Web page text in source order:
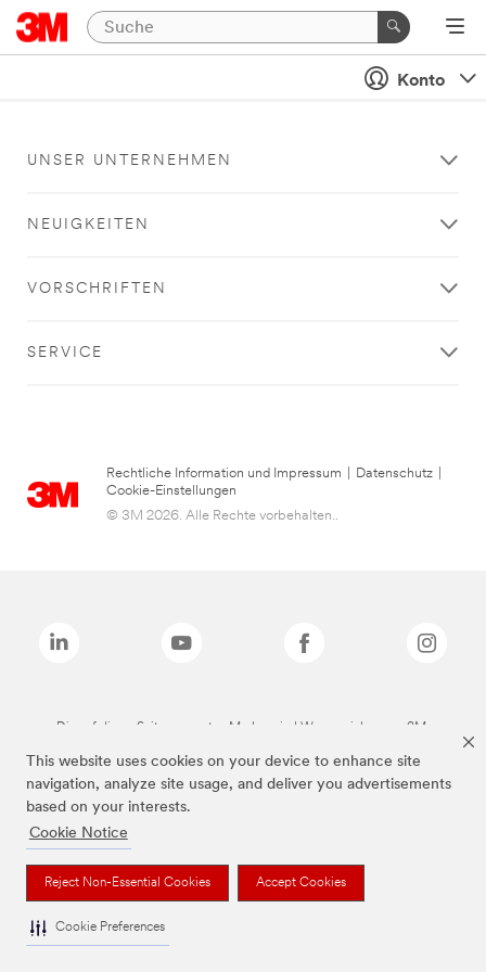
This website uses cookies on your device to enhance site
navigation, analyze site usage, and deliver you advertisements
based on your interests.
Cookie Notice
Reject Non-Essential Cookies Accept Cookies
Cookie Preferences
Konto
UNSER UNTERNEHMEN
NEUIGKEITEN
VORSCHRIFTEN
SERVICE
Rechtliche Information und Impressum Datenschutz
Cookie-Einstellungen
© 3M 2026. Alle Rechte vorbehalten..
Die auf dieser Seite genannten Marken sind Warenzeichen von 3M.